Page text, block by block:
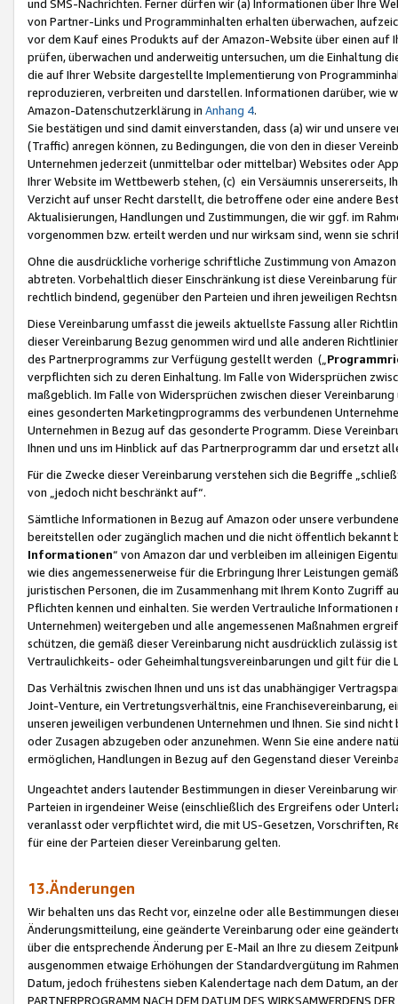
und SMS-Nachrichten. Ferner dürfen wir (a) Informationen über Ihre
von Partner-Links und Programminhalten erhalten überwachen,
vor dem Kauf eines Produkts auf der Amazon-Website über einen
prüfen, überwachen und anderweitig untersuchen, um die Einhaltung
die auf Ihrer Website dargestellte Implementierung von
reproduzieren, verbreiten und darstellen. Informationen darüber, wie
Amazon-Datenschutzerklärung in Anhang 4.
Sie bestätigen und sind damit einverstanden, dass (a) wir und
(Traffic) anregen können, zu Bedingungen, die von den in dieser
Unternehmen jederzeit (unmittelbar oder mittelbar) Websites oder
Ihrer Website im Wettbewerb stehen, (c) ein Versäumnis unsererseits,
Verzicht auf unser Recht darstellt, die betroffene oder eine andere
Aktualisierungen, Handlungen und Zustimmungen, die wir ggf. im
vorgenommen bzw. erteilt werden und nur wirksam sind, wenn sie
Ohne die ausdrückliche vorherige schriftliche Zustimmung von
abtreten. Vorbehaltlich dieser Einschränkung ist diese Vereinbarung
rechtlich bindend, gegenüber den Parteien und ihren jeweiligen
Diese Vereinbarung umfasst die jeweils aktuellste Fassung aller
dieser Vereinbarung Bezug genommen wird und alle anderen
des Partnerprogramms zur Verfügung gestellt werden („
verpflichten sich zu deren Einhaltung. Im Falle von Widersprüchen
maßgeblich. Im Falle von Widersprüchen zwischen dieser
eines gesonderten Marketingprogramms des verbundenen
Unternehmen in Bezug auf das gesonderte Programm. Diese
Ihnen und uns im Hinblick auf das Partnerprogramm dar und ersetzt
Für die Zwecke dieser Vereinbarung verstehen sich die Begriffe
von „jedoch nicht beschränkt auf“.
Sämtliche Informationen in Bezug auf Amazon oder unsere
bereitstellen oder zugänglich machen und die nicht öffentlich
Informationen“ von Amazon dar und verbleiben im alleinigen
wie dies angemessenerweise für die Erbringung Ihrer Leistungen
juristischen Personen, die im Zusammenhang mit Ihrem Konto
Pflichten kennen und einhalten. Sie werden Vertrauliche
Unternehmen) weitergeben und alle angemessenen Maßnahmen
schützen, die gemäß dieser Vereinbarung nicht ausdrücklich zulässig
Vertraulichkeits- oder Geheimhaltungsvereinbarungen und gilt für die
Das Verhältnis zwischen Ihnen und uns ist das unabhängiger
Joint-Venture, ein Vertretungsverhältnis, eine Franchisevereinbarung,
unseren jeweiligen verbundenen Unternehmen und Ihnen. Sie sind
oder Zusagen abzugeben oder anzunehmen. Wenn Sie eine andere
ermöglichen, Handlungen in Bezug auf den Gegenstand dieser
Ungeachtet anders lautender Bestimmungen in dieser Vereinbarung
Parteien in irgendeiner Weise (einschließlich des Ergreifens oder
veranlasst oder verpflichtet wird, die mit US-Gesetzen, Vorschriften,
für eine der Parteien dieser Vereinbarung gelten.
13.Änderungen
Wir behalten uns das Recht vor, einzelne oder alle Bestimmungen
Änderungsmitteilung, eine geänderte Vereinbarung oder eine
über die entsprechende Änderung per E-Mail an Ihre zu diesem
ausgenommen etwaige Erhöhungen der Standardvergütung im
Datum, jedoch frühestens sieben Kalendertage nach dem Datum, an
PARTNERPROGRAMM NACH DEM DATUM DES WIRKSAMWERDENS